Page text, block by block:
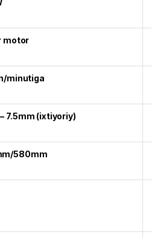
motor
minutiga
7.5mm (ixtiyoriy)
580mm